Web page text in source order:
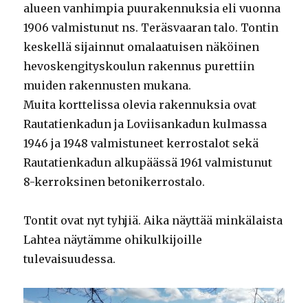
alueen vanhimpia puurakennuksia eli vuonna
1906 valmistunut ns. Teräsvaaran talo. Tontin
keskellä sijainnut omalaatuisen näköinen
hevoskengityskoulun rakennus purettiin
muiden rakennusten mukana.
Muita korttelissa olevia rakennuksia ovat
Rautatienkadun ja Loviisankadun kulmassa
1946 ja 1948 valmistuneet kerrostalot sekä
Rautatienkadun alkupäässä 1961 valmistunut
8-kerroksinen betonikerrostalo.
Tontit ovat nyt tyhjiä. Aika näyttää minkälaista
Lahtea näytämme ohikulkijoille
tulevaisuudessa.